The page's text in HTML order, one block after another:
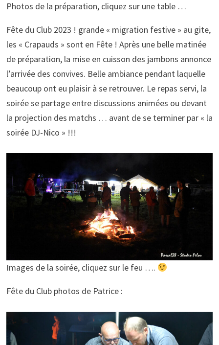
Photos de la préparation, cliquez sur une table …
Fête du Club 2023 ! grande « migration festive » au gite,
les « Crapauds » sont en Fête ! Après une belle matinée
de préparation, la mise en cuisson des jambons annonce
l’arrivée des convives. Belle ambiance pendant laquelle
beaucoup ont eu plaisir à se retrouver. Le repas servi, la
soirée se partage entre discussions animées ou devant
la projection des matchs … avant de se terminer par « la
soirée DJ-Nico » !!!
Images de la soirée, cliquez sur le feu ….
Fête du Club photos de Patrice :